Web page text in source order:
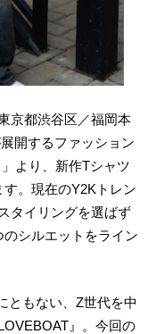
京都渋谷区／福岡本
開するファッション
より、新作Tシャツ
。現在のY2Kトレン
タイリングを選ばず
シルエットをライン
ともない、Z世代を中
』。今回の